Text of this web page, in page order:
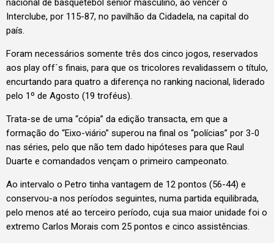
nacional de basquetebol sénior masculino, ao vencer o
Interclube, por 115-87, no pavilhão da Cidadela, na capital do
país.
Foram necessários somente três dos cinco jogos, reservados
aos play off´s finais, para que os tricolores revalidassem o título,
encurtando para quatro a diferença no ranking nacional, liderado
pelo 1º de Agosto (19 troféus).
Trata-se de uma “cópia” da edição transacta, em que a
formação do “Eixo-viário” superou na final os “polícias” por 3-0
nas séries, pelo que não tem dado hipóteses para que Raul
Duarte e comandados vençam o primeiro campeonato.
Ao intervalo o Petro tinha vantagem de 12 pontos (56-44) e
conservou-a nos períodos seguintes, numa partida equilibrada,
pelo menos até ao terceiro período, cuja sua maior unidade foi o
extremo Carlos Morais com 25 pontos e cinco assistências.